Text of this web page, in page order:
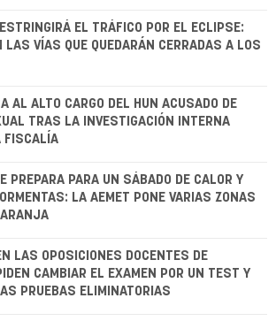
EL TRÁFICO POR EL ECLIPSE:
LAS VÍAS QUE QUEDARÁN CERRADAS A LOS
AL ALTO CARGO DEL HUN ACUSADO DE
TRAS LA INVESTIGACIÓN INTERNA
FISCALÍA
PREPARA PARA UN SÁBADO DE CALOR Y
LA AEMET PONE VARIAS ZONAS
LAS OPOSICIONES DOCENTES DE
CAMBIAR EL EXAMEN POR UN TEST Y
PRUEBAS ELIMINATORIAS